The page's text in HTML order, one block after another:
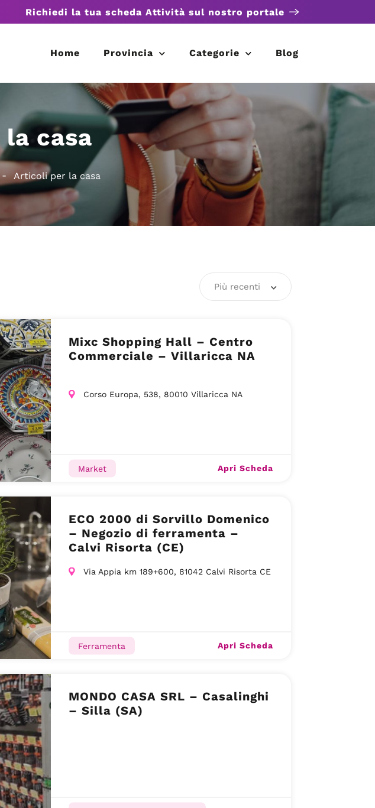
Richiedi la tua scheda Attività sul nostro portale
Home Provincia Categorie Blog
casa
Articoli per la casa
Più recenti
Mixc Shopping Hall – Centro
Commerciale – Villaricca NA
Corso Europa, 538, 80010 Villaricca NA
Market Apri Scheda
ECO 2000 di Sorvillo Domenico
– Negozio di ferramenta –
Calvi Risorta (CE)
Via Appia km 189+600, 81042 Calvi Risorta CE
Ferramenta Apri Scheda
MONDO CASA SRL – Casalinghi
– Silla (SA)